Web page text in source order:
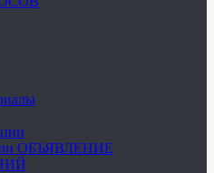
ОБЪЯВЛЕНИЕ